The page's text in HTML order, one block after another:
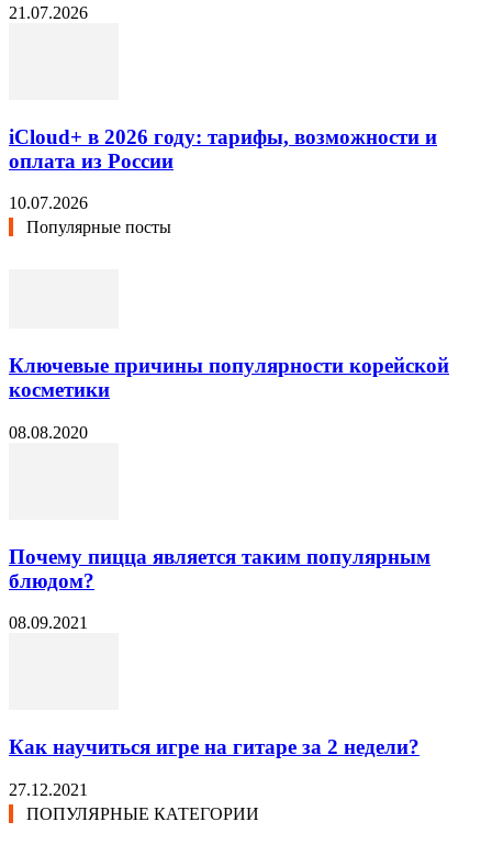
21.07.2026
iCloud+ в 2026 году: тарифы, возможности и
оплата из России
10.07.2026
Популярные посты
Ключевые причины популярности корейской
косметики
08.08.2020
Почему пицца является таким популярным
блюдом?
08.09.2021
Как научиться игре на гитаре за 2 недели?
27.12.2021
ПОПУЛЯРНЫЕ КАТЕГОРИИ